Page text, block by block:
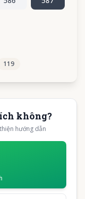
119
không?
hướng dẫn